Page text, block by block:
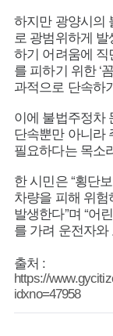
하지만 광양시의
로 광범위하게
하기 어려움에
를 피하기 위한 ‘
과적으로 단속하
이에 불법주정차
단속뿐만 아니라
필요하다는 목소
한 시민은 “횡단
차량을 피해 위
발생한다”며 “어
를 가려 운전자
출처 :
https://
idxno=47958